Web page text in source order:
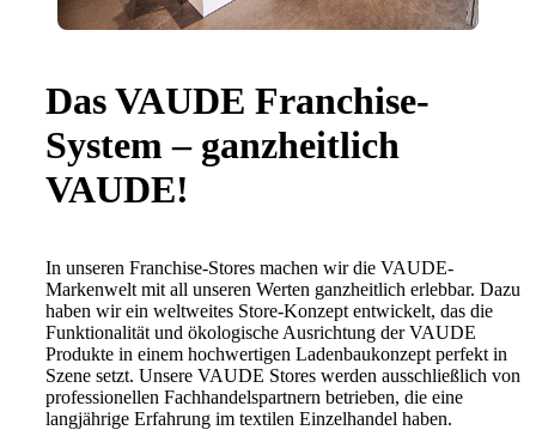
Das VAUDE Franchise-
System – ganzheitlich
VAUDE!
In unseren Franchise-Stores machen wir die VAUDE-
Markenwelt mit all unseren Werten ganzheitlich erlebbar. Dazu
haben wir ein weltweites Store-Konzept entwickelt, das die
Funktionalität und ökologische Ausrichtung der VAUDE
Produkte in einem hochwertigen Ladenbaukonzept perfekt in
Szene setzt. Unsere VAUDE Stores werden ausschließlich von
professionellen Fachhandelspartnern betrieben, die eine
langjährige Erfahrung im textilen Einzelhandel haben.